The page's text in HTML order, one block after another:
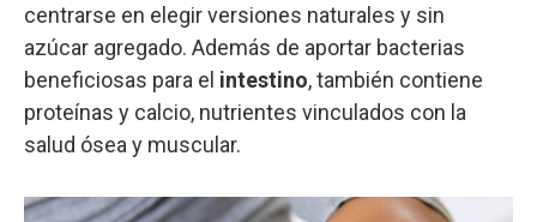
centrarse en elegir versiones naturales y sin
azúcar agregado. Además de aportar bacterias
beneficiosas para el intestino, también contiene
proteínas y calcio, nutrientes vinculados con la
salud ósea y muscular.